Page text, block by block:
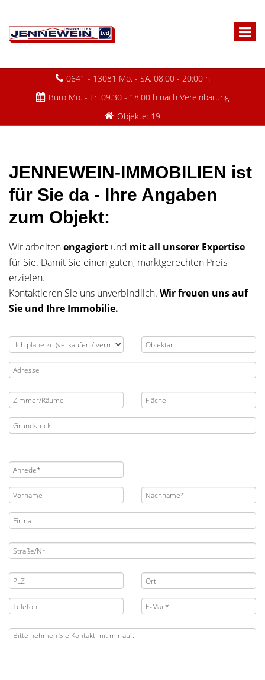
0641 - 13081 Mo. - SA. 08:00 - 20:00 h
Büro Mo. - Fr. 09.30 - 18.00 h nach Vereinbarung
Objekte: 19
JENNEWEIN-IMMOBILIEN ist
für Sie da - Ihre Angaben
zum Objekt:
Wir arbeitenengagiert und mit all unserer Expertise
für Sie. Damit Sie einen guten, marktgerechten Preis
erzielen.
Kontaktieren Sie uns unverbindlich. Wir freuen uns auf
Sie und Ihre Immobilie.